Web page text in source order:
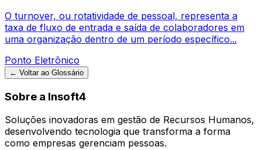
O turnover, ou rotatividade de pessoal, representa a
taxa de fluxo de entrada e saída de colaboradores em
uma organização dentro de um período específico...
Ponto Eletrônico
← Voltar ao Glossário
Sobre a Insoft4
Soluções inovadoras em gestão de Recursos Humanos,
desenvolvendo tecnologia que transforma a forma
como empresas gerenciam pessoas.